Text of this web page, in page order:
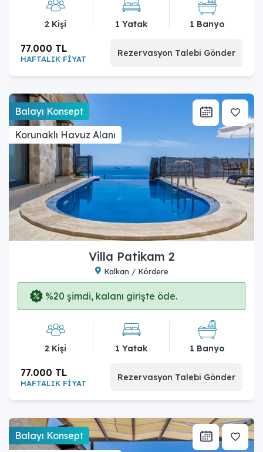
2 Kişi 1 Yatak 1 Banyo
HAFTALIK FİYAT
77.000 TL Rezervasyon Talebi Gönder
Balayı Konsept
Korunaklı Havuz Alanı
Villa Patikam 2
Kalkan / Kördere
%20 şimdi, kalanı girişte öde.
2 Kişi 1 Yatak 1 Banyo
HAFTALIK FİYAT
77.000 TL Rezervasyon Talebi Gönder
Balayı Konsept